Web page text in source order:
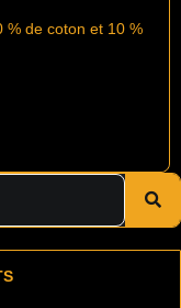
% de coton et 10 %